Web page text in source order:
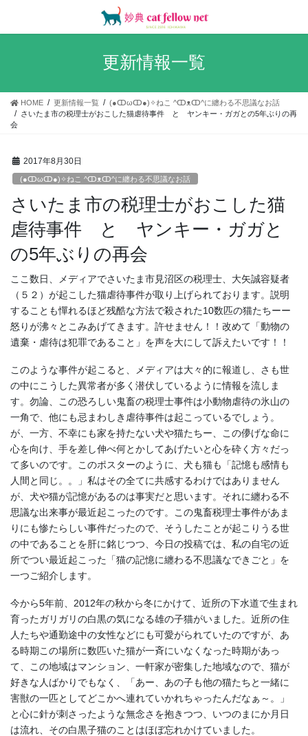
テ
ス
ゲ
ン
更新情報一覧
HOME 更新情報一覧
(●ↀωↀ●)✧ねこ ^ↀᴥↀ^に纏わる不思議なお話
さいたま市の税理士がおこした猫虐待事件 と ヤンキー・ガガとの5年ぶりの再
会
2017年8月30日
(●ↀωↀ●)✧ねこ ^ↀᴥↀ^に纏わる不思議なお話
さいたま市の税理士がおこした猫
虐待事件 と ヤンキー・ガガと
の5年ぶりの再会
ここ数日、メディアでさいたま市見沼区の税理士、大矢誠容疑者
（５２）が起こした猫虐待事件が取り上げられております。説明
することも憚れるほど残酷な方法で殺された10数匹の猫たちーー
怒りが沸々とこみあげてきます。許せません！！改めて「動物の
遺棄・虐待は犯罪であること」を声を大にして訴えたいです！！
このような事件が起こると、メディアは大々的に報道し、さも世
の中にこうした異常者が多く潜伏しているように情報を流しま
す。勿論、この恐ろしい鬼畜の税理士事件は小動物虐待の氷山の
一角で、他にも忌まわしき虐待事件は起こっているでしょう。
が、一方、不幸にも家を持たない犬や猫たちー、この儚げな命に
心を向け、手を差し伸べ何とかしてあげたいと心を砕く方々だっ
て多いのです。このポスターのように、犬も猫も「記憶も感情も
人間と同じ。。」私はその全てに共感するわけではありません
が、犬や猫が記憶があるのは事実だと思います。それに纏わる不
思議な出来事が最近起こったのです。この鬼畜税理士事件があま
りにも惨たらしい事件だったので、そうしたことが起こりうる世
の中であることを肝に銘じつつ、今日の投稿では、私の自宅の近
所でつい最近起こった「猫の記憶に纏わる不思議なできごと」を
一つご紹介します。
今から5年前、2012年の秋から冬にかけて、近所の下水道で生まれ
育ったガリガリの白黒の気になる雄の子猫がいました。近所の住
人たちや通勤途中の女性などにも可愛がられていたのですが、あ
る時期この場所に数匹いた猫が一斉にいなくなった時期があっ
て、この地域はマンション、一軒家が密集した地域なので、猫が
好きな人ばかりでもなく、「あー、あの子も他の猫たちと一緒に
害獣の一匹としてどこかへ連れていかれちゃったんだなぁ～。」
と心に針が刺さったような無念さを抱きつつ、いつのまにか月日
は流れ、その白黒子猫のことはほぼ忘れかけていました。